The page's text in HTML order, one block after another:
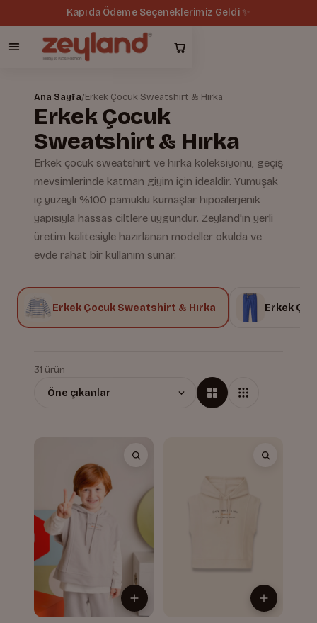
Kapıda Ödeme Seçeneklerimiz Geldi ✨
Ana Sayfa/Erkek Çocuk Sweatshirt & Hırka
Erkek Çocuk
Sweatshirt & Hırka
Erkek çocuk sweatshirt ve hırka koleksiyonu, geçiş
mevsimlerinde katman giyim için idealdir. Yumuşak
iç yüzeyli %100 pamuklu kumaşlar hipoalerjenik
yapısıyla hassas ciltlere uygundur. Zeyland'ın yerli
üretim kalitesiyle hazırlanan modeller okulda ve
evde rahat bir kullanım sunar.
Erkek Çocuk Sweatshirt & Hırka Erkek
31 ürün